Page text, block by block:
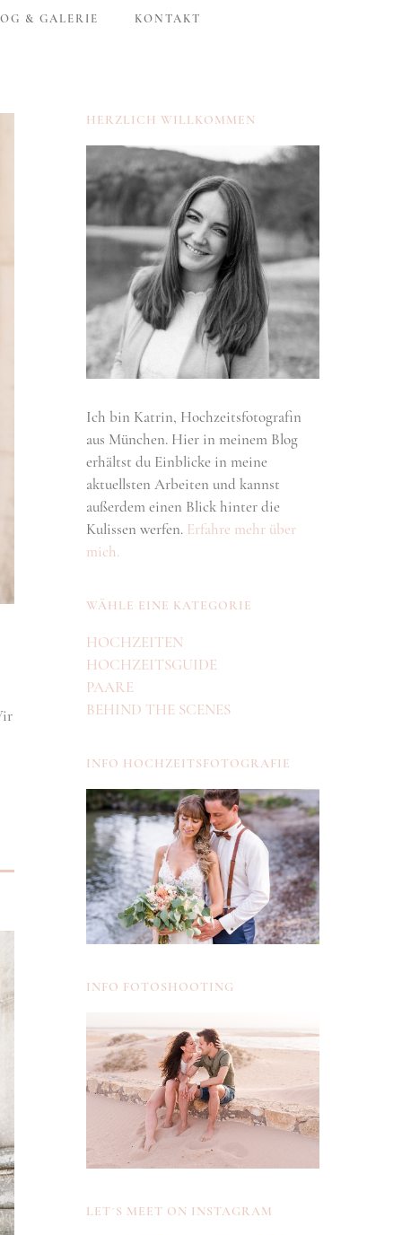
& GALERIE KONTAKT
HERZLICH WILLKOMMEN
Ich bin Katrin, Hochzeitsfotografin
aus München. Hier in meinem Blog
erhältst du Einblicke in meine
aktuellsten Arbeiten und kannst
außerdem einen Blick hinter die
Kulissen werfen. Erfahre mehr über
mich.
WÄHLE EINE KATEGORIE
HOCHZEITEN
HOCHZEITSGUIDE
PAARE
BEHIND THE SCENES
INFO HOCHZEITSFOTOGRAFIE
INFO FOTOSHOOTING
LET´S MEET ON INSTAGRAM